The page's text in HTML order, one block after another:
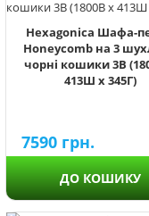
Hexagonica Шафа-
Honeycomb на 3
чорні кошики 3В
413Ш х 345Г)
7590 грн.
ДО КОШИКУ